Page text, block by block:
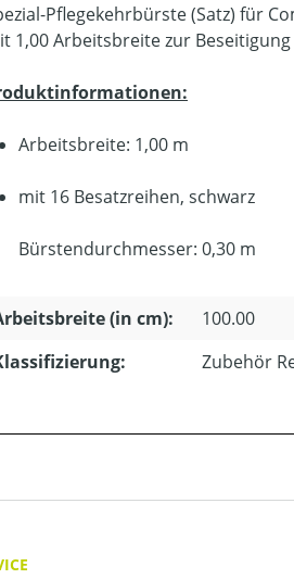
Pflegekehrbürste (Satz) für
1,00 Arbeitsbreite zur
Arbeitsbreite: 1,00 m
mit 16 Besatzreihen, schwarz
Bürstendurchmesser: 0,30 m
(in cm):
100.00
Zubehör